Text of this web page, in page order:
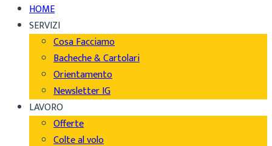
HOME
SERVIZI
Cosa Facciamo
Bacheche & Cartolari
Orientamento
Newsletter IG
LAVORO
Offerte
Colte al volo